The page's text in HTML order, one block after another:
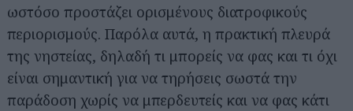
ωστόσο προστάζει ορισμένους διατροφικούς
περιορισμούς. Παρόλα αυτά, η πρακτική πλευρά
της νηστείας, δηλαδή τι μπορείς να φας και τι όχι
είναι σημαντική για να τηρήσεις σωστά την
παράδοση χωρίς να μπερδευτείς και να φας κάτι